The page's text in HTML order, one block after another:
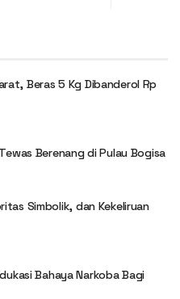
Beras 5 Kg Dibanderol Rp
Berenang di Pulau Bogisa
Simbolik, dan Kekeliruan
Bahaya Narkoba Bagi